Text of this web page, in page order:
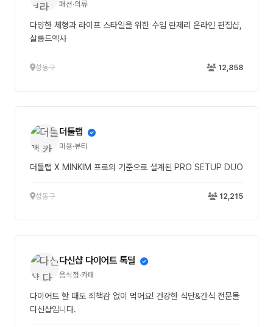
패션·의류
다양한 체형과 라이프 스타일을 위한 수입 란제리 온라인 편집샵,
살롱드엑사
성동구 12,858
더툴랩
미용·뷰티
더툴랩 X MINKIM 프로의 기준으로 설계된 PRO SETUP DUO
성동구 12,215
다신샵 다이어트 톡딜
음식점·카페
다이어트 할 때도 죄책감 없이 먹어요! 건강한 식단&간식 전문몰
다신샵입니다.